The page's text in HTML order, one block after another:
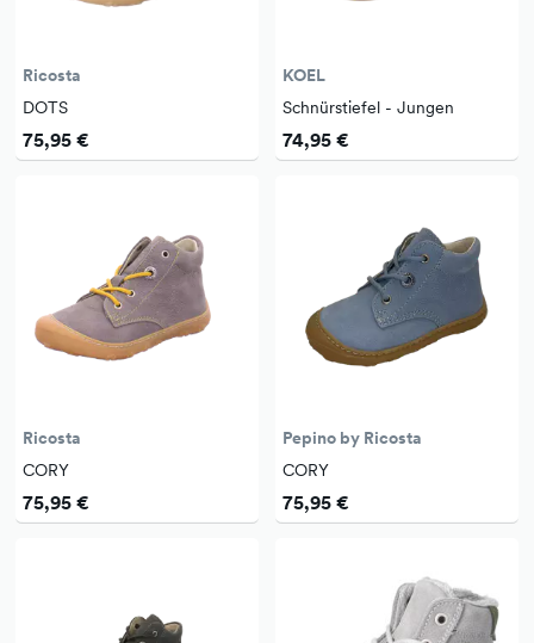
Ricosta
DOTS
75,95 €
KOEL
Schnürstiefel - Jungen
74,95 €
Ricosta
CORY
75,95 €
Pepino by Ricosta
CORY
75,95 €